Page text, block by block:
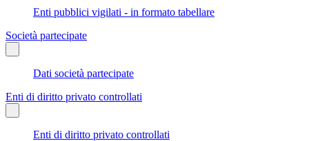
Enti pubblici vigilati - in formato tabellare
Società partecipate
Dati società partecipate
Enti di diritto privato controllati
Enti di diritto privato controllati